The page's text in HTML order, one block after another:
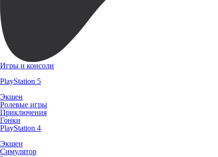
Игры и консоли
PlayStation 5
Экшен
Ролевые игры
Приключения
Гонки
PlayStation 4
Экшен
Симулятор